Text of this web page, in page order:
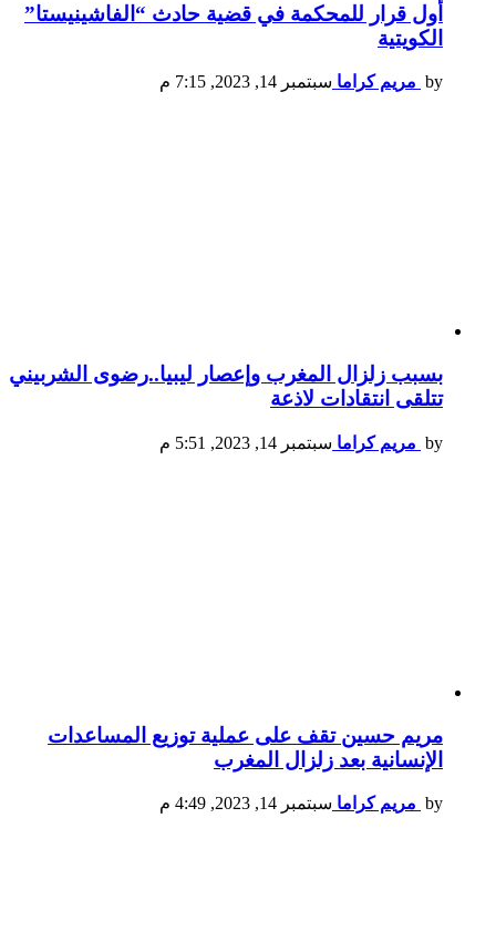
أول قرار للمحكمة في قضية حادث “الفاشينيستا”
الكويتية
by مريم كراما سبتمبر 14, 2023, 7:15 م
بسبب زلزال المغرب وإعصار ليبيا..رضوى الشربيني
تتلقى انتقادات لاذعة
by مريم كراما سبتمبر 14, 2023, 5:51 م
مريم حسين تقف على عملية توزيع المساعدات
الإنسانية بعد زلزال المغرب
by مريم كراما سبتمبر 14, 2023, 4:49 م